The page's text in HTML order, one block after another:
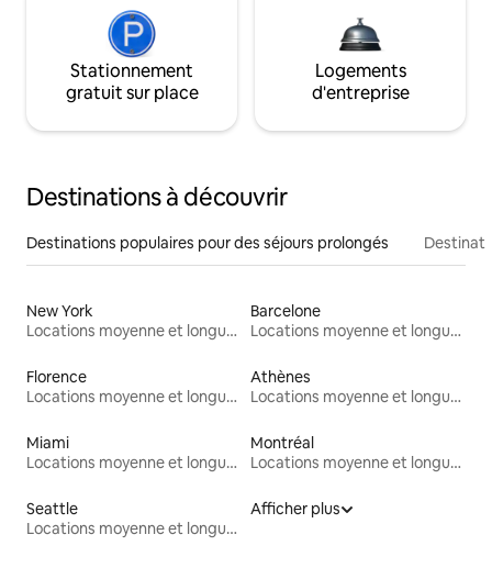
Stationnement
gratuit sur place
Logements
d'entreprise
Destinations à découvrir
Destinations populaires pour des séjours prolongés
New York
Locations moyenne et longue durée
Barcelone
Locations moyenne et longue durée
Florence
Locations moyenne et longue durée
Athènes
Locations moyenne et longue durée
Miami
Locations moyenne et longue durée
Montréal
Locations moyenne et longue durée
Seattle
Locations moyenne et longue durée
Afficher plus